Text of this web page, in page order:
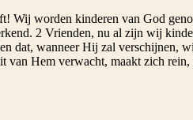
Wij worden kinderen van God
2 Vrienden, nu al zijn wij
dat, wanneer Hij zal verschijnen,
Hem verwacht, maakt zich rein,